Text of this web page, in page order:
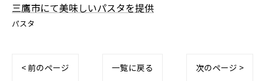
三鷹市にて美味しいパスタを提供
パスタ
< 前のページ 一覧に戻る 次のページ >